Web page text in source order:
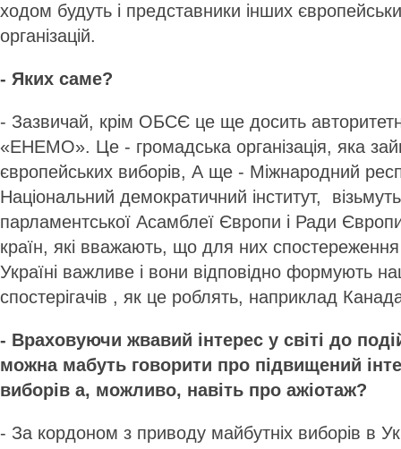
ходом будуть і представники інших
організацій.
- Яких саме?
- Зазвичай, крім ОБСЄ це ще досить
«ЕНЕМО». Це - громадська організація, яка
європейських виборів, А ще - Міжнародний
Національний демократичний інститут,
парламентської Асамблеї Європи і Ради
країн, які вважають, що для них
Україні важливе і вони відповідно формують
спостерігачів , як це роблять, наприклад
- Враховуючи жвавий інтерес у світі до
можна мабуть говорити про підвищений
виборів а, можливо, навіть про ажіотаж?
- За кордоном з приводу майбутніх виборів в